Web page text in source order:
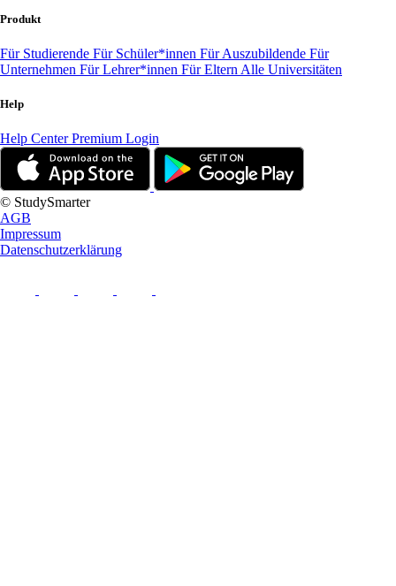
Produkt
Für Studierende Für Schüler*innen Für Auszubildende Für
Unternehmen Für Lehrer*innen Für Eltern Alle Universitäten
Help
Help CenterPremium Login
© StudySmarter
AGB
Impressum
Datenschutzerklärung